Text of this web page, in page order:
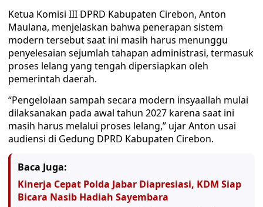
Ketua Komisi III DPRD Kabupaten Cirebon, Anton
Maulana, menjelaskan bahwa penerapan sistem
modern tersebut saat ini masih harus menunggu
penyelesaian sejumlah tahapan administrasi, termasuk
proses lelang yang tengah dipersiapkan oleh
pemerintah daerah.
“Pengelolaan sampah secara modern insyaallah mulai
dilaksanakan pada awal tahun 2027 karena saat ini
masih harus melalui proses lelang,” ujar Anton usai
audiensi di Gedung DPRD Kabupaten Cirebon.
Baca Juga:
Kinerja Cepat Polda Jabar Diapresiasi, KDM Siap
Bicara Nasib Hadiah Sayembara